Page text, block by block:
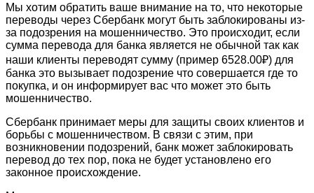
Мы хотим обратить ваше внимание на то, что некоторые
переводы через Сбербанк могут быть заблокированы из-
за подозрения на мошенничество. Это происходит, если
сумма перевода для банка является не обычной так как
наши клиенты переводят сумму (пример 6528.00₽) для
банка это вызывает подозрение что совершается где то
покупка, и он информирует вас что может это быть
мошенничество.
Сбербанк принимает меры для защиты своих клиентов и
борьбы с мошенничеством. В связи с этим, при
возникновении подозрений, банк может заблокировать
перевод до тех пор, пока не будет установлено его
законное происхождение.